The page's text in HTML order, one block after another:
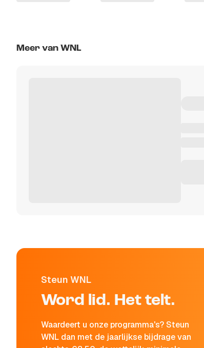
Meer van WNL
Steun WNL
Word lid. Het telt.
Waardeert u onze programma's? Steun
WNL dan met de jaarlijkse bijdrage van